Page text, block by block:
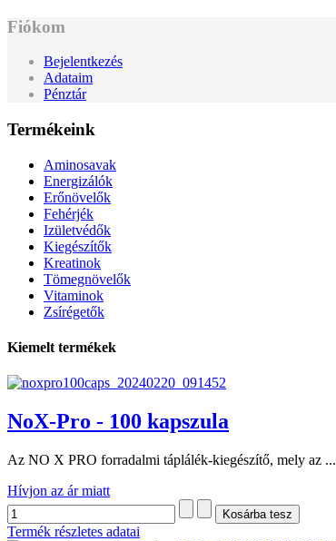
Fiókom
Bejelentkezés
Adataim
Pénztár
Termékeink
Aminosavak
Energizálók
Erőnövelők
Fehérjék
Izületvédők
Kiegészítők
Kreatinok
Tömegnövelők
Vitaminok
Zsírégetők
Kiemelt termékek
NoX-Pro - 100 kapszula
Az NO X PRO forradalmi táplálék-kiegészítő, mely az ...
Hívjon az ár miatt
Termék részletes adatai